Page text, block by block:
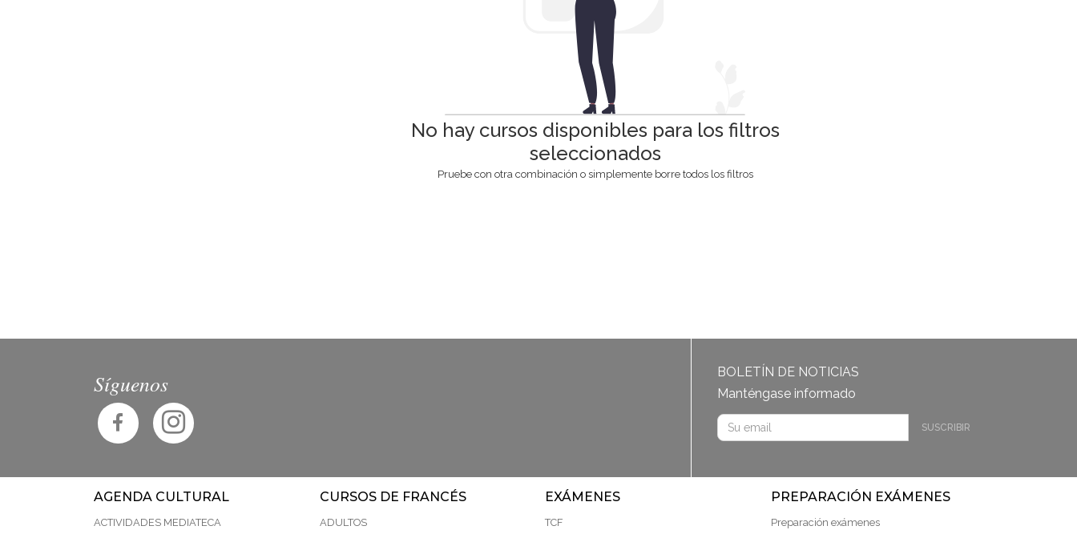
No hay cursos disponibles para los filtros
seleccionados
Pruebe con otra combinación o simplemente borre todos los filtros
Síguenos
BOLETÍN DE NOTICIAS
Manténgase informado
SUSCRIBIR
AGENDA CULTURAL
ACTIVIDADES MEDIATECA
CURSOS DE FRANCÉS
ADULTOS
EXÁMENES
TCF
PREPARACIÓN EXÁMENES
Preparación exámenes